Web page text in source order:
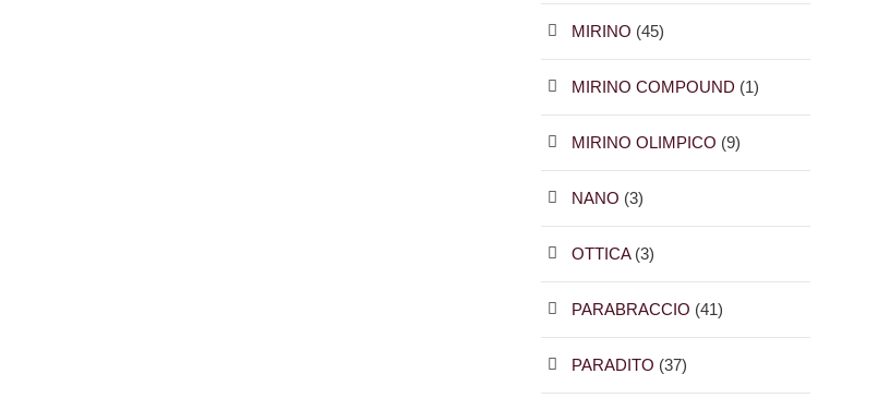
MIRINO (45)
MIRINO COMPOUND (1)
MIRINO OLIMPICO (9)
NANO (3)
OTTICA (3)
PARABRACCIO (41)
PARADITO (37)